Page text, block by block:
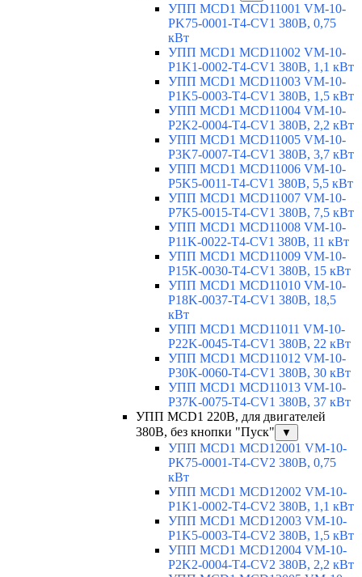
УПП MCD1 MCD11001 VM-10-
PK75-0001-T4-CV1 380В, 0,75
кВт
УПП MCD1 MCD11002 VM-10-
P1K1-0002-T4-CV1 380В, 1,1 кВт
УПП MCD1 MCD11003 VM-10-
P1K5-0003-T4-CV1 380В, 1,5 кВт
УПП MCD1 MCD11004 VM-10-
P2K2-0004-T4-CV1 380В, 2,2 кВт
УПП MCD1 MCD11005 VM-10-
P3K7-0007-T4-CV1 380В, 3,7 кВт
УПП MCD1 MCD11006 VM-10-
P5K5-0011-T4-CV1 380В, 5,5 кВт
УПП MCD1 MCD11007 VM-10-
P7K5-0015-T4-CV1 380В, 7,5 кВт
УПП MCD1 MCD11008 VM-10-
P11K-0022-T4-CV1 380В, 11 кВт
УПП MCD1 MCD11009 VM-10-
P15K-0030-T4-CV1 380В, 15 кВт
УПП MCD1 MCD11010 VM-10-
P18K-0037-T4-CV1 380В, 18,5
кВт
УПП MCD1 MCD11011 VM-10-
P22K-0045-T4-CV1 380В, 22 кВт
УПП MCD1 MCD11012 VM-10-
P30K-0060-T4-CV1 380В, 30 кВт
УПП MCD1 MCD11013 VM-10-
P37K-0075-T4-CV1 380В, 37 кВт
УПП MCD1 220В, для двигателей
380В, без кнопки "Пуск"
▼
УПП MCD1 MCD12001 VM-10-
PK75-0001-T4-CV2 380В, 0,75
кВт
УПП MCD1 MCD12002 VM-10-
P1K1-0002-T4-CV2 380В, 1,1 кВт
УПП MCD1 MCD12003 VM-10-
P1K5-0003-T4-CV2 380В, 1,5 кВт
УПП MCD1 MCD12004 VM-10-
P2K2-0004-T4-CV2 380В, 2,2 кВт